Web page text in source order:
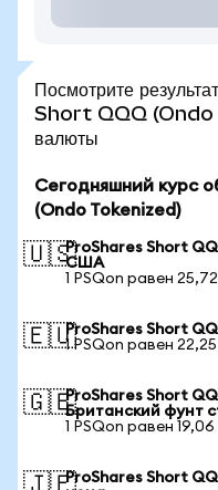
Посмотрите
Short QQQ (Ondo
валюты
Сегодняшний курс
(Ondo Tokenized)
🇺🇸ProShares Short
США
1 PSQon равен
🇪🇺ProShares Short
1 PSQon равен
🇬🇧ProShares Short
Британский фунт
1 PSQon равен 19,06
ProShares Short